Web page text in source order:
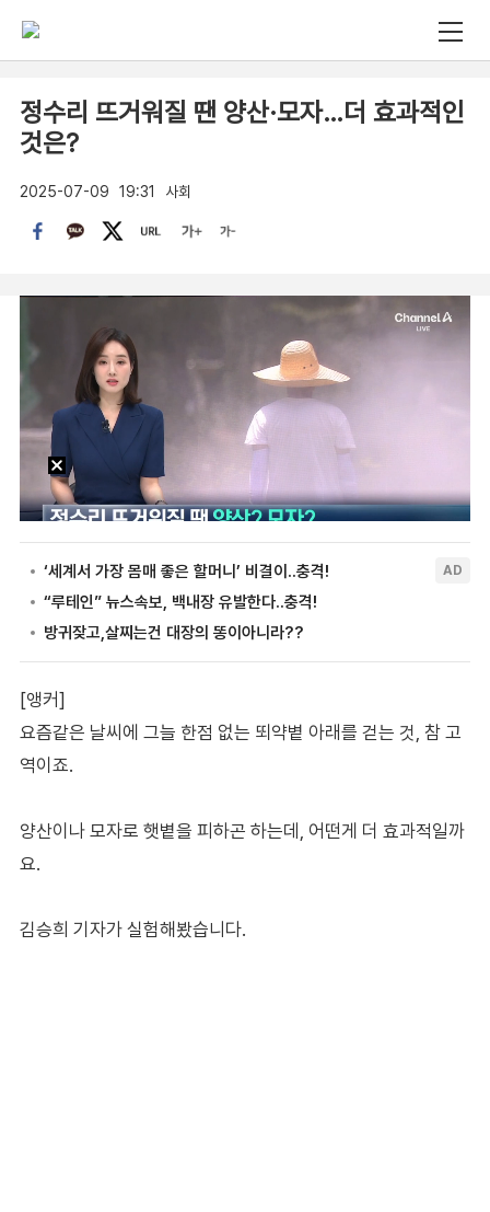
정수리 뜨거워질 땐 양산·모자…더 효과적인
것은?
2025-07-09 19:31 사회
[앵커]
요즘같은 날씨에 그늘 한점 없는 뙤약볕 아래를 걷는 것, 참 고
역이죠.
양산이나 모자로 햇볕을 피하곤 하는데, 어떤게 더 효과적일까
요.
김승희 기자가 실험해봤습니다.